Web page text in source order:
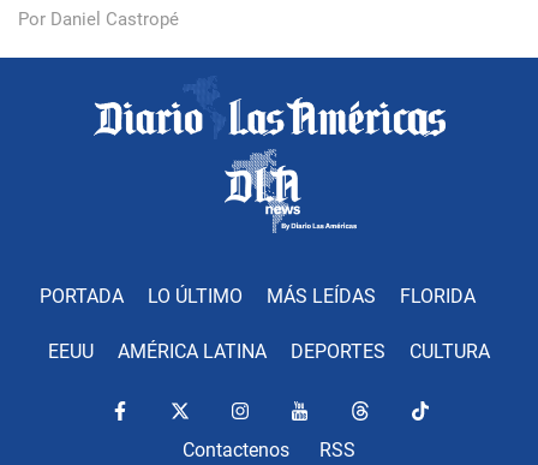
Por Daniel Castropé
PORTADA LO ÚLTIMO MÁS LEÍDAS FLORIDA
EEUU AMÉRICA LATINA DEPORTES CULTURA
Contactenos RSS